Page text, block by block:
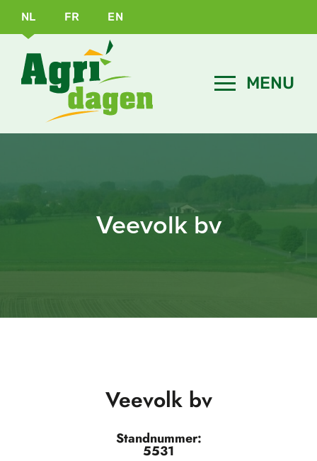
NL FR EN
Veevolk bv
Veevolk bv
Standnummer:
5531